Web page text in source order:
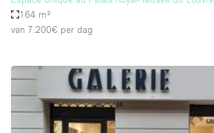
Concierge
Daglicht
Drankvergunning
Elektriciteit
Etalage
164 m²
van 7.200€ per dag